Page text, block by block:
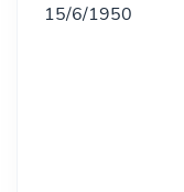
15/6/1950